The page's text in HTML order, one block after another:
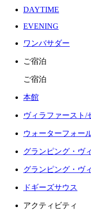
DAYTIME
EVENING
ワンバサダー
ご宿泊
ご宿泊
本館
ヴィラファースト/
ウォーターフォー
グランピング・ヴ
グランピング・ヴ
ドギーズサウス
アクティビティ